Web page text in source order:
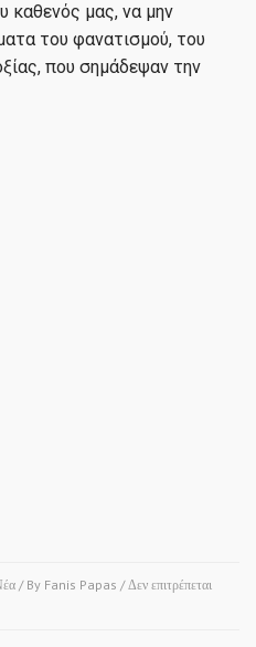
καθενός μας, να μην
του φανατισμού, του
που σημάδεψαν την
/ By Fanis Papas /Δεν επιτρέπεται